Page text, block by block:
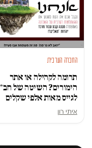
החברה הערבית
תרומה לקהילה או אתר
הימורים? השיטה של
לגייס מאות אלפי שקלים
איתי רון